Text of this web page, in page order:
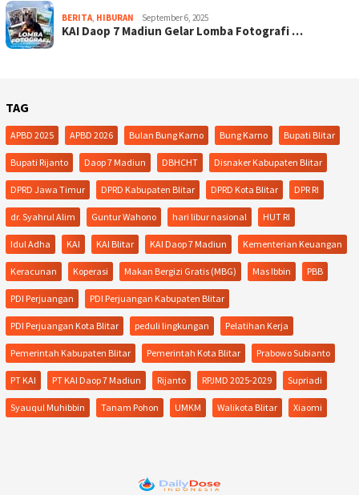
BERITA HIBURAN September 6, 2025
KAI Daop 7 Madiun Gelar Lomba Fotografi …
TAG
APBD 2025 APBD 2026 Bulan Bung Karno Bung Karno Bupati Blitar
Bupati Rijanto Daop 7 Madiun DBHCHT Disnaker Kabupaten Blitar
DPRD Jawa Timur DPRD Kabupaten Blitar DPRD Kota Blitar DPR RI
dr. Syahrul Alim Guntur Wahono hari libur nasional HUT RI
Idul Adha KAI KAI Blitar KAI Daop 7 Madiun Kementerian Keuangan
Keracunan Koperasi Makan Bergizi Gratis (MBG) Mas Ibbin PBB
PDI Perjuangan PDI Perjuangan Kabupaten Blitar
PDI Perjuangan Kota Blitar peduli lingkungan Pelatihan Kerja
Pemerintah Kabupaten Blitar Pemerintah Kota Blitar Prabowo Subianto
PT KAI PT KAI Daop 7 Madiun Rijanto RPJMD 2025-2029 Supriadi
Syauqul Muhibbin Tanam Pohon UMKM Walikota Blitar Xiaomi